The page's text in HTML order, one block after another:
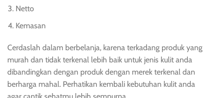
Netto
Kemasan
Cerdaslah dalam berbelanja, karena terkadang produk yang
murah dan tidak terkenal lebih baik untuk jenis kulit anda
dibandingkan dengan produk dengan merek terkenal dan
berharga mahal. Perhatikan kembali kebutuhan kulit anda